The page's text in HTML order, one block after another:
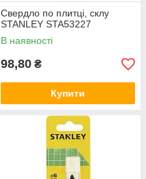
Свердло по плитці, склу
STANLEY STA53227
В наявності
98,80 ₴
Купити